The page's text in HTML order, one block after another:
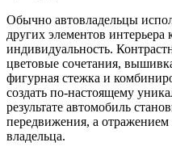
Обычно автовладельцы
других элементов
индивидуальность.
цветовые сочетания,
фигурная стежка и
создать по-настоящему
результате автомобиль
передвижения, а отражением
владельца.